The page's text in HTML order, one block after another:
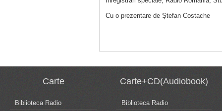
Cu o prezentare de Ștefan Costache
Carte
Biblioteca Radio
Carte+CD(Audiobook)
Biblioteca Radio